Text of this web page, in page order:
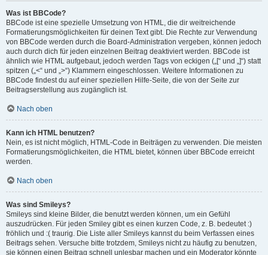
Was ist BBCode?
BBCode ist eine spezielle Umsetzung von HTML, die dir weitreichende
Formatierungsmöglichkeiten für deinen Text gibt. Die Rechte zur Verwendung
von BBCode werden durch die Board-Administration vergeben, können jedoch
auch durch dich für jeden einzelnen Beitrag deaktiviert werden. BBCode ist
ähnlich wie HTML aufgebaut, jedoch werden Tags von eckigen („[“ und „]“) statt
spitzen („<“ und „>“) Klammern eingeschlossen. Weitere Informationen zu
BBCode findest du auf einer speziellen Hilfe-Seite, die von der Seite zur
Beitragserstellung aus zugänglich ist.
Nach oben
Kann ich HTML benutzen?
Nein, es ist nicht möglich, HTML-Code in Beiträgen zu verwenden. Die meisten
Formatierungsmöglichkeiten, die HTML bietet, können über BBCode erreicht
werden.
Nach oben
Was sind Smileys?
Smileys sind kleine Bilder, die benutzt werden können, um ein Gefühl
auszudrücken. Für jeden Smiley gibt es einen kurzen Code, z. B. bedeutet :)
fröhlich und :( traurig. Die Liste aller Smileys kannst du beim Verfassen eines
Beitrags sehen. Versuche bitte trotzdem, Smileys nicht zu häufig zu benutzen,
sie können einen Beitrag schnell unlesbar machen und ein Moderator könnte